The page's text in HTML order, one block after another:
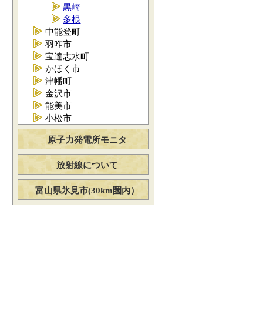
黒崎
多根
中能登町
羽咋市
宝達志水町
かほく市
津幡町
金沢市
能美市
小松市
原子力発電所モニタ
放射線について
富山県氷見市(30km圏内）